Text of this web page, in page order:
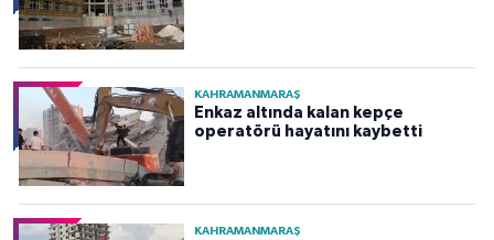
KAHRAMANMARAŞ
Enkaz altında kalan kepçe
operatörü hayatını kaybetti
KAHRAMANMARAŞ